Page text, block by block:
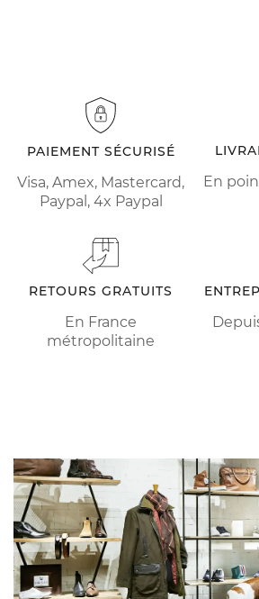
PAIEMENT SÉCURISÉ
Visa, Amex, Mastercard,
Paypal, 4x Paypal
En
RETOURS GRATUITS
En France
métropolitaine